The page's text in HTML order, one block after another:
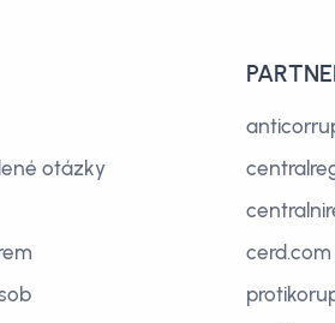
otázky
cerd.com